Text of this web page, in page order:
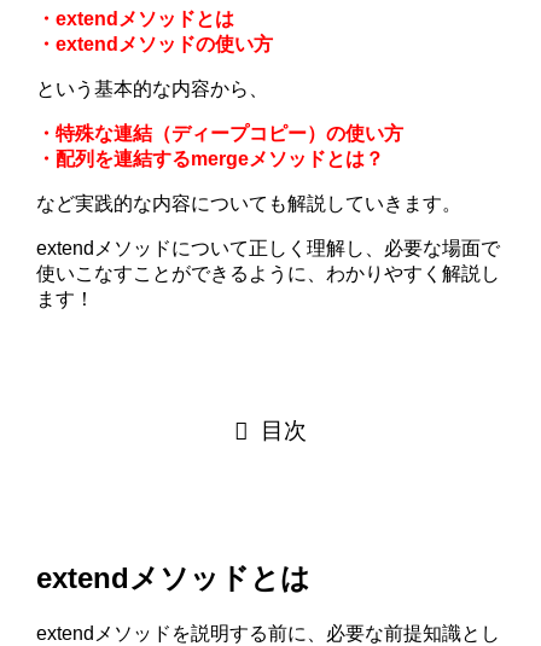
・extendメソッドとは
・extendメソッドの使い方
という基本的な内容から、
・特殊な連結（ディープコピー）の使い方
・配列を連結するmergeメソッドとは？
など実践的な内容についても解説していきます。
extendメソッドについて正しく理解し、必要な場面で
使いこなすことができるように、わかりやすく解説し
ます！
目次
extendメソッドとは
extendメソッドを説明する前に、必要な前提知識とし